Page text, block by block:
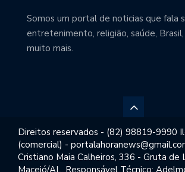
Somos um portal de noticias que fala
entretenimento, religião, saúde,
muito mais.
Direitos reservados - (82) 98819-9990
(comercial) -
Cristiano Maia Calheiros, 336 - Gruta de
Maceió/AL. Responsável Técnico: